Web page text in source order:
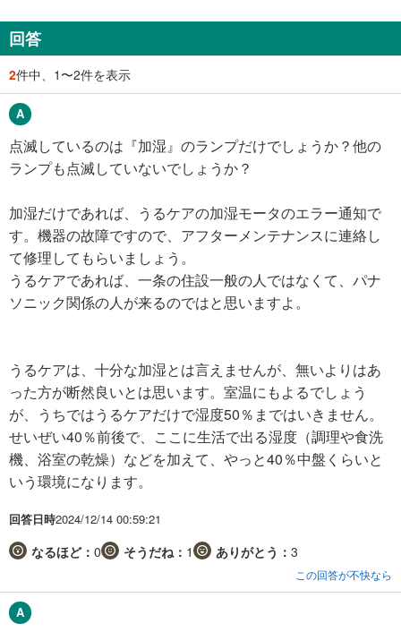
回答
2件中、1〜2件を表示
点滅しているのは『加湿』のランプだけでしょうか？他の
ランプも点滅していないでしょうか？
加湿だけであれば、うるケアの加湿モータのエラー通知で
す。機器の故障ですので、アフターメンテナンスに連絡し
て修理してもらいましょう。
うるケアであれば、一条の住設一般の人ではなくて、パナ
ソニック関係の人が来るのではと思いますよ。
うるケアは、十分な加湿とは言えませんが、無いよりはあ
った方が断然良いとは思います。室温にもよるでしょう
が、うちではうるケアだけで湿度50％まではいきません。
せいぜい40％前後で、ここに生活で出る湿度（調理や食洗
機、浴室の乾燥）などを加えて、やっと40％中盤くらいと
いう環境になります。
回答日時2024/12/14 00:59:21
なるほど： 0 そうだね： 1 ありがとう： 3
この回答が不快なら